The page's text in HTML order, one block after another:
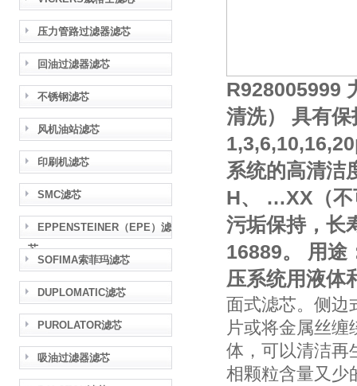
压力管路过滤器滤芯
回油过滤器滤芯
不锈钢滤芯
风机油站滤芯
印刷机滤芯
SMC滤芯
EPPENSTEINER（EPE）滤
芯
SOFIMA索菲玛滤芯
DUPLOMATIC滤芯
PUROLATOR滤芯
吸油过滤器滤芯
R928005999
清洗） 具有
系统的高清洁
H、 …XX（不
污垢保持，长
16889。 用途
压系统用液体
面式滤芯。侧边
片或将金属丝
体，可以清洁再
相颗粒含量又少